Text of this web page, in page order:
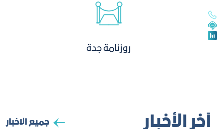
روزنامة جدة
آخر الأخبار جميع الاخبار